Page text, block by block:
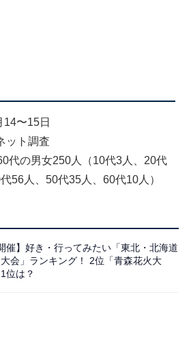
〜15日
ット調査
代の男女250人（10代3人、20代
56人、50代35人、60代10人）
催】好き・行ってみたい「東北・北海道
会」ランキング！ 2位「青森花火大
位は？